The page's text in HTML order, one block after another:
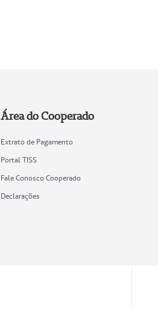
Área do Cooperado
Extrato de Pagamento
Portal TISS
Fale Conosco Cooperado
Declarações